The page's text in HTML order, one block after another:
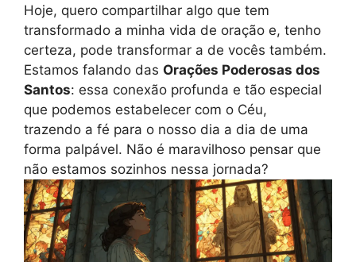
Hoje, quero compartilhar algo que tem
transformado a minha vida de oração e, tenho
certeza, pode transformar a de vocês também.
Estamos falando das Orações Poderosas dos
Santos: essa conexão profunda e tão especial
que podemos estabelecer com o Céu,
trazendo a fé para o nosso dia a dia de uma
forma palpável. Não é maravilhoso pensar que
não estamos sozinhos nessa jornada?